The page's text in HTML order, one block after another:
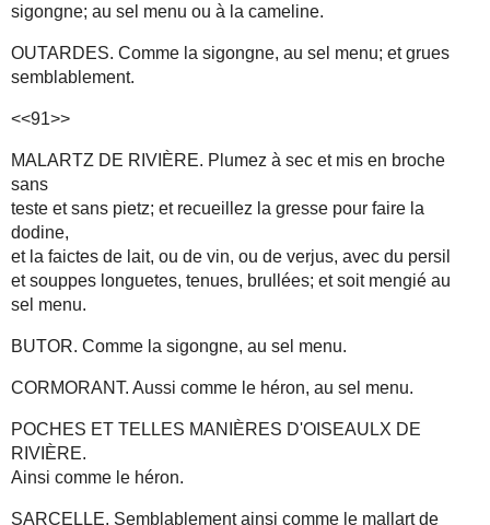
sigongne; au sel menu ou à la cameline.
OUTARDES. Comme la sigongne, au sel menu; et grues
semblablement.
<<91>>
MALARTZ DE RIVIÈRE. Plumez à sec et mis en broche
sans
teste et sans pietz; et recueillez la gresse pour faire la
dodine,
et la faictes de lait, ou de vin, ou de verjus, avec du persil
et souppes longuetes, tenues, brullées; et soit mengié au
sel menu.
BUTOR. Comme la sigongne, au sel menu.
CORMORANT. Aussi comme le héron, au sel menu.
POCHES ET TELLES MANIÈRES D'OISEAULX DE
RIVIÈRE.
Ainsi comme le héron.
SARCELLE. Semblablement ainsi comme le mallart de